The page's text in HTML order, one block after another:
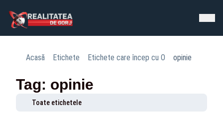
Acasă Etichete Etichete care încep cu O opinie
Tag: opinie
Toate etichetele